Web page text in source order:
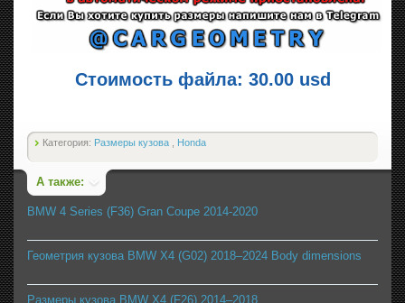
Стоимость файла: 30.00 usd
Категория: Размеры кузова Honda
А также:
BMW 4 Series (F36) Gran Coupe 2014-2020
Геометрия кузова BMW X4 (G02) 2018–2024 Body dimensions
Размеры кузова BMW X4 (F26) 2014–2018